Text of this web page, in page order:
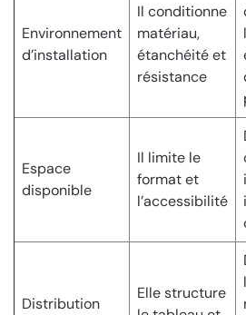
Environnement
d’installation
Il conditionne
matériau,
étanchéité et
résistance
Espace
disponible
Il limite le
format et
l’accessibilité
Distribution
Elle structure